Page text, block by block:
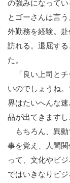
の強みになってい
とゴーさんは言
外勤務を経験。
訪れる。退屈す
た。
「良い上司と
いのでしょうね
界はたいへんな
品が出てきますし
もちろん、異
事を覚え、人間
って、文化やビ
ではいきなりビ